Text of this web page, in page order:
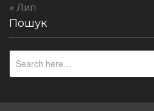
« Лип
Пошук